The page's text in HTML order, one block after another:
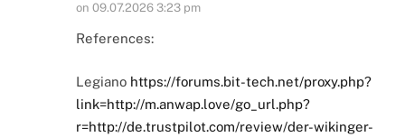
on 09.07.2026 3:23 pm
References:
Legiano https://forums.bit-tech.net/proxy.php?
link=http://m.anwap.love/go_url.php?
r=http://de.trustpilot.com/review/der-wikinger-